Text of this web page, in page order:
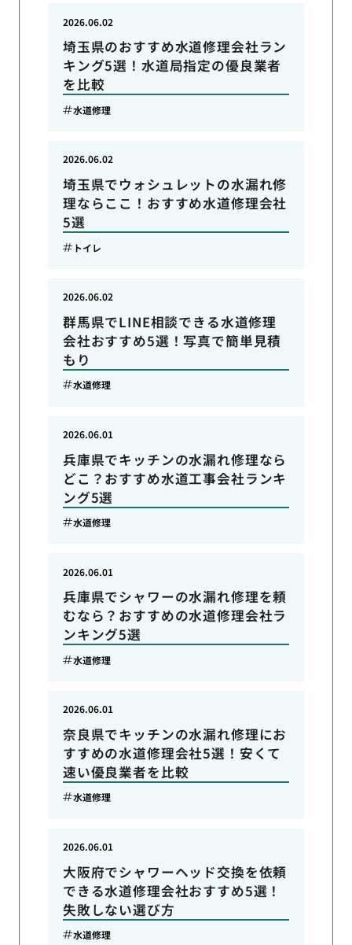
埼玉県のおすすめ水道修理会社ラン
キング5選！水道局指定の優良業者
を比較
2026.06.02
水道修理
埼玉県でウォシュレットの水漏れ修
理ならここ！おすすめ水道修理会社
5選
2026.06.02
トイレ
群馬県でLINE相談できる水道修理
会社おすすめ5選！写真で簡単見積
もり
2026.06.02
水道修理
兵庫県でキッチンの水漏れ修理なら
どこ？おすすめ水道工事会社ランキ
ング5選
2026.06.01
水道修理
兵庫県でシャワーの水漏れ修理を頼
むなら？おすすめの水道修理会社ラ
ンキング5選
2026.06.01
水道修理
奈良県でキッチンの水漏れ修理にお
すすめの水道修理会社5選！安くて
速い優良業者を比較
2026.06.01
水道修理
大阪府でシャワーヘッド交換を依頼
できる水道修理会社おすすめ5選！
失敗しない選び方
2026.06.01
水道修理